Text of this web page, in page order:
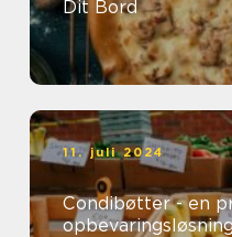
Dit Bord
11. juli 2024
Condibøtter - en